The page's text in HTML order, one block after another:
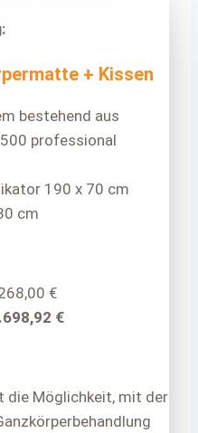
+ Kissen
bestehend aus
professional
190 x 70 cm
cm
€
€
die Möglichkeit, mit der